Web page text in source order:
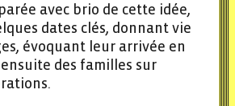
avec brio de cette idée,
dates clés, donnant vie
évoquant leur arrivée en
des familles sur